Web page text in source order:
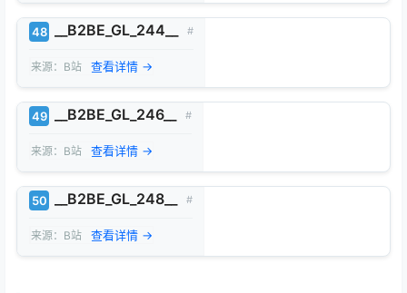
48 __B2BE_GL_244__ #
来源：B站 查看详情 →
49 __B2BE_GL_246__ #
来源：B站 查看详情 →
50 __B2BE_GL_248__ #
来源：B站 查看详情 →